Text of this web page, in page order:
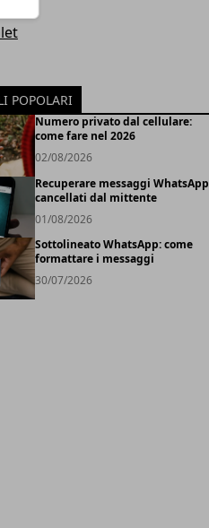
POPOLARI
Numero privato dal cellulare:
come fare nel 2026
02/08/2026
Recuperare messaggi WhatsApp
cancellati dal mittente
01/08/2026
Sottolineato WhatsApp: come
formattare i messaggi
30/07/2026